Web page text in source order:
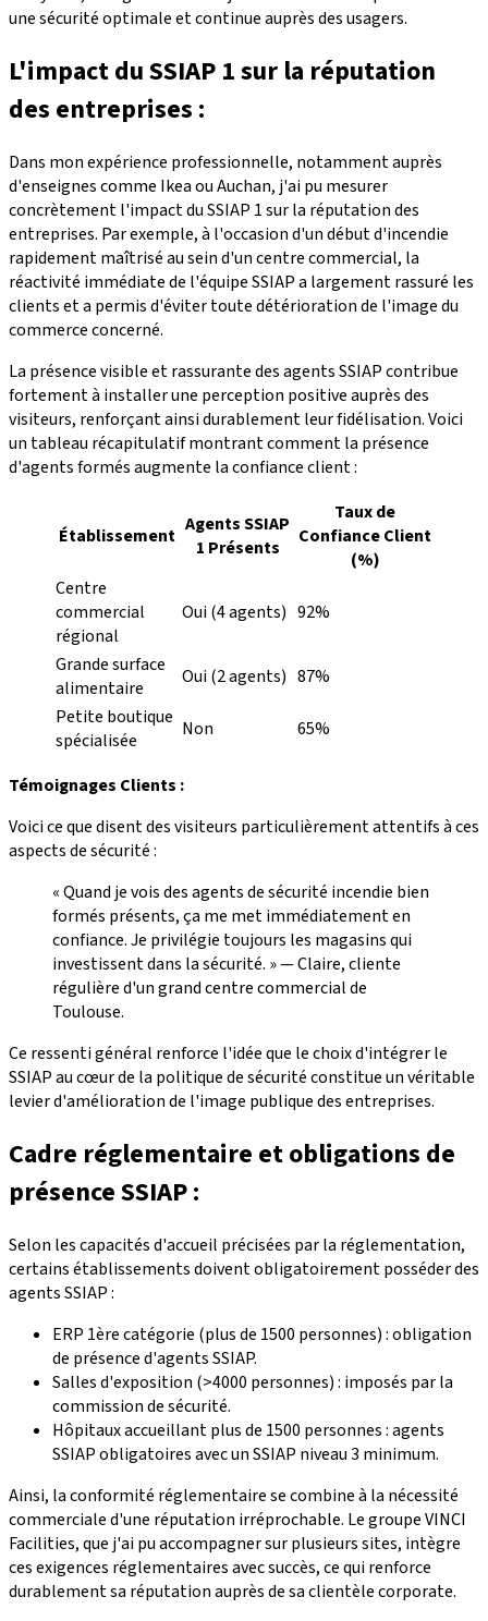
une sécurité optimale et continue auprès des usagers.
L'impact du SSIAP 1 sur la réputation
des entreprises :
Dans mon expérience professionnelle, notamment auprès
d'enseignes comme Ikea ou Auchan, j'ai pu mesurer
concrètement l'impact du SSIAP 1 sur la réputation des
entreprises. Par exemple, à l'occasion d'un début d'incendie
rapidement maîtrisé au sein d'un centre commercial, la
réactivité immédiate de l'équipe SSIAP a largement rassuré les
clients et a permis d'éviter toute détérioration de l'image du
commerce concerné.
La présence visible et rassurante des agents SSIAP contribue
fortement à installer une perception positive auprès des
visiteurs, renforçant ainsi durablement leur fidélisation. Voici
un tableau récapitulatif montrant comment la présence
d'agents formés augmente la confiance client :
Établissement Agents SSIAP
1 Présents
Taux de
Confiance Client
(%)
Centre
commercial
régional
Oui (4 agents) 92%
Grande surface
alimentaire
Oui (2 agents) 87%
Petite boutique
spécialisée
Non 65%
Témoignages Clients :
Voici ce que disent des visiteurs particulièrement attentifs à ces
aspects de sécurité :
« Quand je vois des agents de sécurité incendie bien
formés présents, ça me met immédiatement en
confiance. Je privilégie toujours les magasins qui
investissent dans la sécurité. » — Claire, cliente
régulière d'un grand centre commercial de
Toulouse.
Ce ressenti général renforce l'idée que le choix d'intégrer le
SSIAP au cœur de la politique de sécurité constitue un véritable
levier d'amélioration de l'image publique des entreprises.
Cadre réglementaire et obligations de
présence SSIAP :
Selon les capacités d'accueil précisées par la réglementation,
certains établissements doivent obligatoirement posséder des
agents SSIAP :
ERP 1ère catégorie (plus de 1500 personnes) : obligation
de présence d'agents SSIAP.
Salles d'exposition (>4000 personnes) : imposés par la
commission de sécurité.
Hôpitaux accueillant plus de 1500 personnes : agents
SSIAP obligatoires avec un SSIAP niveau 3 minimum.
Ainsi, la conformité réglementaire se combine à la nécessité
commerciale d'une réputation irréprochable. Le groupe VINCI
Facilities, que j'ai pu accompagner sur plusieurs sites, intègre
ces exigences réglementaires avec succès, ce qui renforce
durablement sa réputation auprès de sa clientèle corporate.